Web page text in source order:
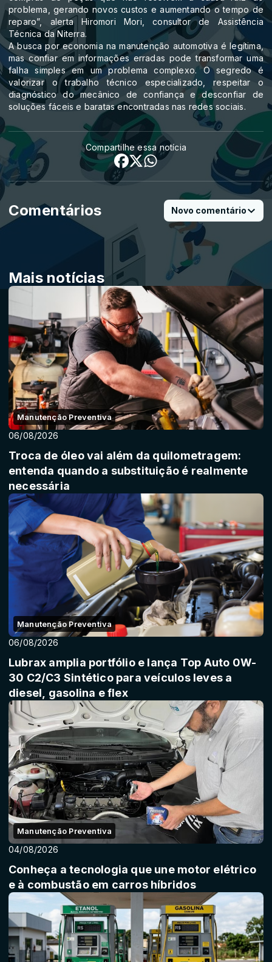
problema, gerando novos custos e aumentando o tempo de
reparo”, alerta Hiromori Mori, consultor de Assistência
Técnica da Niterra.
A busca por economia na manutenção automotiva é legítima,
mas confiar em informações erradas pode transformar uma
falha simples em um problema complexo. O segredo é
valorizar o trabalho técnico especializado, respeitar o
diagnóstico do mecânico de confiança e desconfiar de
soluções fáceis e baratas encontradas nas redes sociais.
Compartilhe essa notícia
Comentários Novo comentário
Mais notícias
Manutenção Preventiva
06/08/2026
Troca de óleo vai além da quilometragem:
entenda quando a substituição é realmente
necessária
Manutenção Preventiva
06/08/2026
Lubrax amplia portfólio e lança Top Auto 0W-
30 C2/C3 Sintético para veículos leves a
diesel, gasolina e flex
Manutenção Preventiva
04/08/2026
Conheça a tecnologia que une motor elétrico
e à combustão em carros híbridos